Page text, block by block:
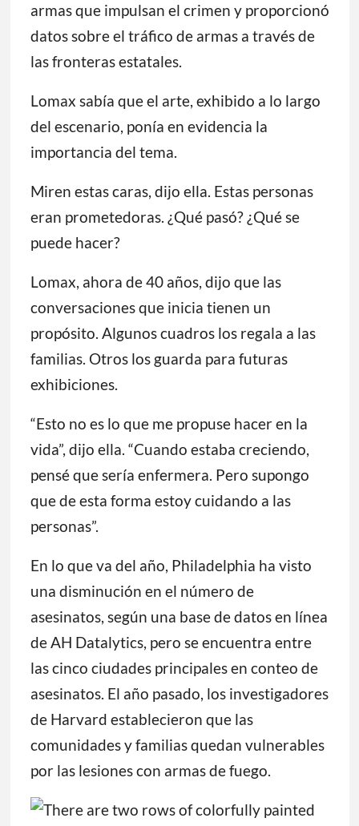
armas que impulsan el crimen y proporcionó
datos sobre el tráfico de armas a través de
las fronteras estatales.
Lomax sabía que el arte, exhibido a lo largo
del escenario, ponía en evidencia la
importancia del tema.
Miren estas caras, dijo ella. Estas personas
eran prometedoras. ¿Qué pasó? ¿Qué se
puede hacer?
Lomax, ahora de 40 años, dijo que las
conversaciones que inicia tienen un
propósito. Algunos cuadros los regala a las
familias. Otros los guarda para futuras
exhibiciones.
“Esto no es lo que me propuse hacer en la
vida”, dijo ella. “Cuando estaba creciendo,
pensé que sería enfermera. Pero supongo
que de esta forma estoy cuidando a las
personas”.
En lo que va del año, Philadelphia ha visto
una disminución en el número de
asesinatos, según una base de datos en línea
de AH Datalytics, pero se encuentra entre
las cinco ciudades principales en conteo de
asesinatos. El año pasado, los investigadores
de Harvard establecieron que las
comunidades y familias quedan vulnerables
por las lesiones con armas de fuego.